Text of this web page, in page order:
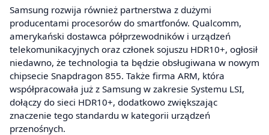
Samsung rozwija również partnerstwa z dużymi
producentami procesorów do smartfonów. Qualcomm,
amerykański dostawca półprzewodników i urządzeń
telekomunikacyjnych oraz członek sojuszu HDR10+, ogłosił
niedawno, że technologia ta będzie obsługiwana w nowym
chipsecie Snapdragon 855. Także firma ARM, która
współpracowała już z Samsung w zakresie Systemu LSI,
dołączy do sieci HDR10+, dodatkowo zwiększając
znaczenie tego standardu w kategorii urządzeń
przenośnych.